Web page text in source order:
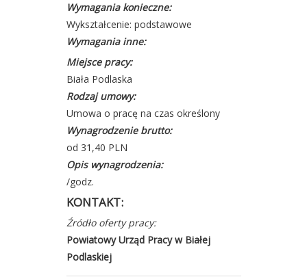
Wymagania konieczne:
Wykształcenie: podstawowe
Wymagania inne:
Miejsce pracy:
Biała Podlaska
Rodzaj umowy:
Umowa o pracę na czas określony
Wynagrodzenie brutto:
od 31,40 PLN
Opis wynagrodzenia:
/godz.
KONTAKT:
Źródło oferty pracy:
Powiatowy Urząd Pracy w Białej
Podlaskiej